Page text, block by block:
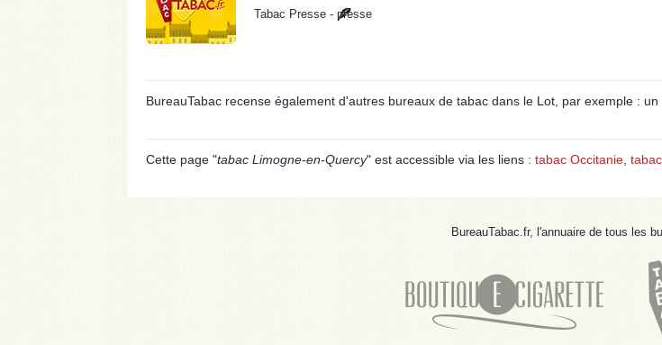
Tabac Presse - presse
BureauTabac recense également d'autres bureaux de tabac dans le Lot, par exemple : un
Cette page "tabac Limogne-en-Quercy" est accessible via les liens : tabac Occitanie
BureauTabac.fr, l'annuaire de tous les